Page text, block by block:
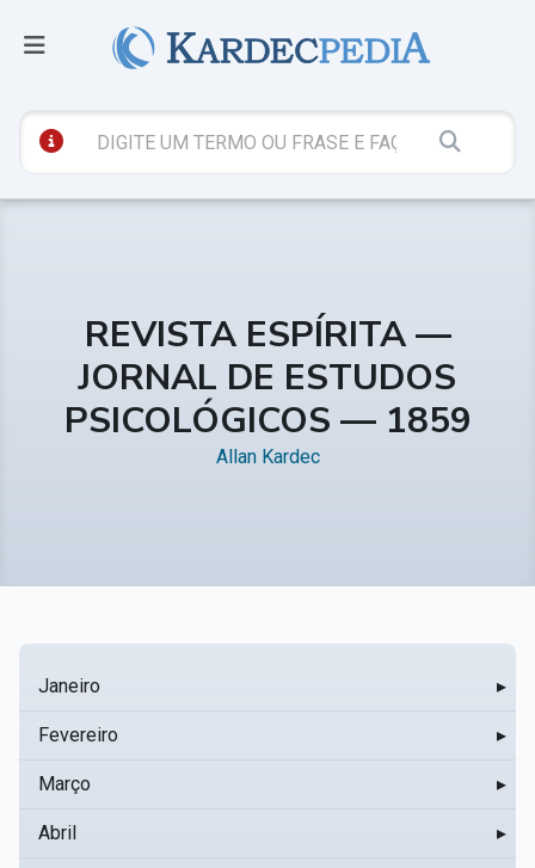
REVISTA ESPÍRITA —
JORNAL DE ESTUDOS
PSICOLÓGICOS — 1859
Allan Kardec
Janeiro ▸
Fevereiro ▸
Março ▸
Abril ▸